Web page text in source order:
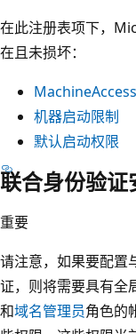
在此注册表项下，
在且未损坏：
机器启动限制
默认启动权限
联合身份验
重要
请注意，如果要配置
证，则将需要具有全
和域名管理员角色的